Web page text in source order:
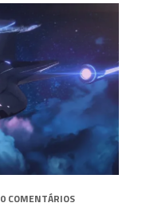
0 COMENTÁRIOS